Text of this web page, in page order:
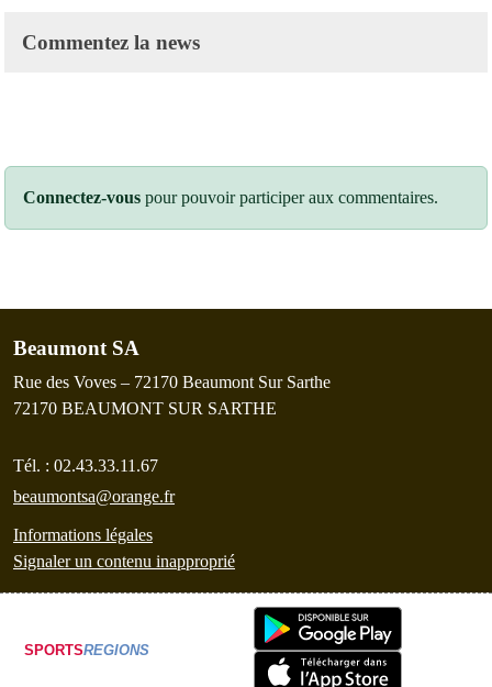
Commentez la news
Connectez-vous pour pouvoir participer aux commentaires.
Beaumont SA
Rue des Voves – 72170 Beaumont Sur Sarthe
72170 BEAUMONT SUR SARTHE
Tél. : 02.43.33.11.67
beaumontsa@orange.fr
Informations légales
Signaler un contenu inapproprié
SPORTSREGIONS